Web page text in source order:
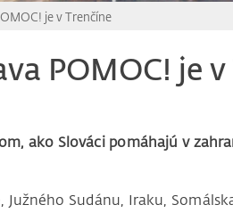
je v Trenčíne
POMOC! je
ako Slováci pomáhajú v
Južného Sudánu, Iraku,